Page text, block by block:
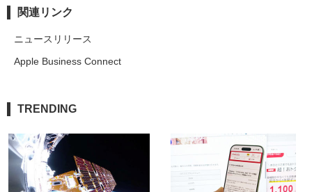
関連リンク
ニュースリリース
Apple Business Connect
TRENDING